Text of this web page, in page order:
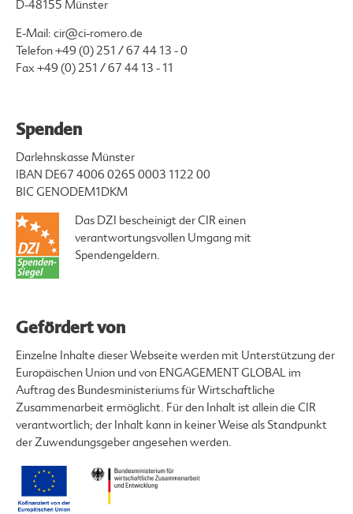
D-48155 Münster
E-Mail: cir@ci-romero.de
Telefon+49 (0) 251 / 67 44 13 - 0
Fax +49 (0) 251 / 67 44 13 - 11
Spenden
Darlehnskasse Münster
IBAN DE67 4006 0265 0003 1122 00
BIC GENODEM1DKM
Das DZI bescheinigt der CIR einen
verantwortungsvollen Umgang mit
Spendengeldern.
Gefördert von
Einzelne Inhalte dieser Webseite werden mit Unterstützung der
Europäischen Union und von ENGAGEMENT GLOBAL im
Auftrag des Bundesministeriums für Wirtschaftliche
Zusammenarbeit ermöglicht. Für den Inhalt ist allein die CIR
verantwortlich; der Inhalt kann in keiner Weise als Standpunkt
der Zuwendungsgeber angesehen werden.